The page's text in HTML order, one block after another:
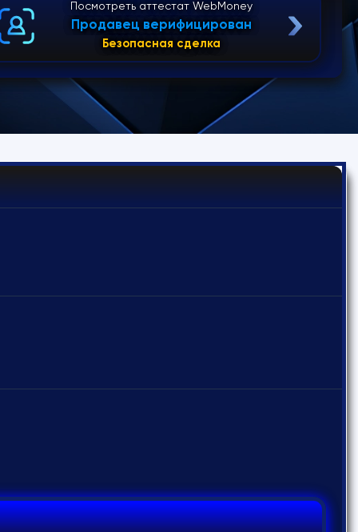
Посмотреть аттестат WebMoney
Продавец верифицирован
Безопасная сделка